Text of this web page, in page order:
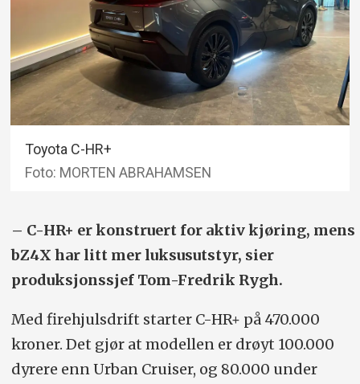
Toyota C-HR+
Foto: MORTEN ABRAHAMSEN
– C-HR+ er konstruert for aktiv kjøring, mens
bZ4X har litt mer luksusutstyr, sier
produksjonssjef Tom-Fredrik Rygh.
Med firehjulsdrift starter C-HR+ på 470.000
kroner. Det gjør at modellen er drøyt 100.000
dyrere enn Urban Cruiser, og 80.000 under